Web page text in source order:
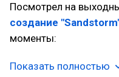
Посмотрел на
создание
моменты:
Показать полностью